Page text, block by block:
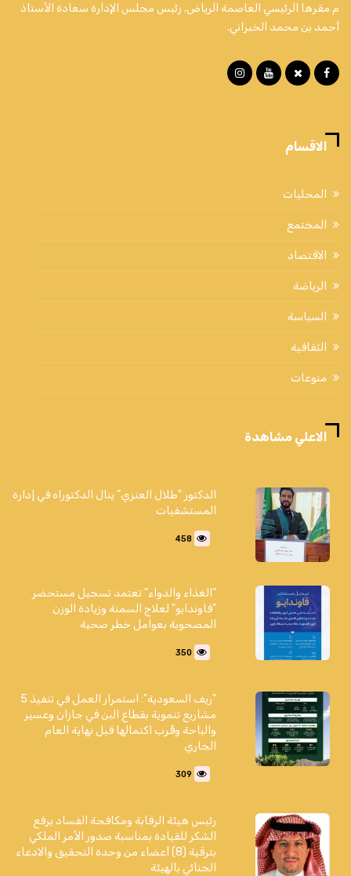
م مقرها الرئيسي العاصمة الرياض. رئيس مجلس الإدارة سعادة الأستاذ
أحمد بن محمد الخبراني.
الاقسام
المحليات
المجتمع
الاقتصاد
الرياضة
السياسة
الثقافية
منوعات
الاعلي مشاهدة
الدكتور "طلال العنزي" ينال الدكتوراه في إدارة
المستشفيات
458
"الغذاء والدواء" تعتمد تسجيل مستحضر
"فاوندايو" لعلاج السمنة وزيادة الوزن
المصحوبة بعوامل خطر صحية
350
"ريف السعودية": استمرار العمل في تنفيذ 5
مشاريع تنموية بقطاع البن في جازان وعسير
والباحة وقُرب اكتمالها قبل نهاية العام
الجاري
309
رئيس هيئة الرقابة ومكافحة الفساد يرفع
الشكر للقيادة بمناسبة صدور الأمر الملكي
بترقية (8) أعضاء من وحدة التحقيق والادعاء
الجنائي بالهيئة